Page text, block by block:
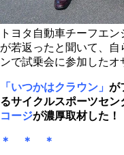
トヨタ自動車チーフエ
が若返ったと聞いて、
ンで試乗会に参加したオ
「いつかはクラウン」 が
るサイクルスポーツセ
コージが濃厚取材した！
＊ ＊ ＊